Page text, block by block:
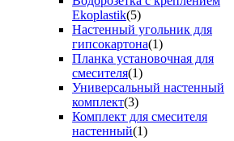
Ekoplastik(5)
Настенный угольник для
гипсокартона(1)
Планка установочная для
смесителя(1)
Универсальный настенный
комплект(3)
Комплект для смесителя
настенный(1)